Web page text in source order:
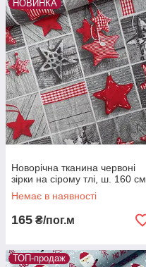
НОВИНКА
Новорічна тканина червоні
зірки на сірому тлі, ш. 160 см
Немає в наявності
165 ₴/пог.м
ТОП-продаж